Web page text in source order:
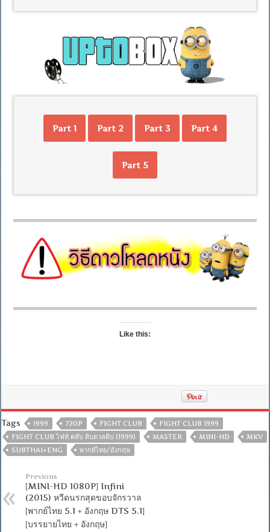
Part 1 Part 2 Part 3 Part 4
Part 5
Like this:
Tags 1999 720P FIGHT CLUB
FIGHT CLUB 1999
FIGHT CLUB ไฟท์ คลับ ดิบดวลดิบ (1999)
MASTER MINI-HD
MKV
SUBTHAI+ENG
พากย์ไทย/อังกฤษ
Previous
[MINI-HD 1080P] Infini
(2015) หวีดนรกสุดขอบจักรวาล
[พากย์ไทย 5.1 + อังกฤษ DTS 5.1]
[บรรยายไทย + อังกฤษ]